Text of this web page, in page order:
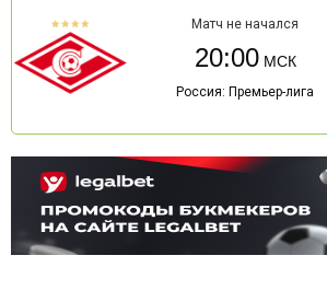
Матч не начался
20:00
Россия: Премьер-лига